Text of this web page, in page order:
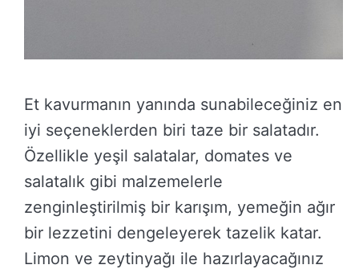
Et kavurmanın yanında sunabileceğiniz en
iyi seçeneklerden biri taze bir salatadır.
Özellikle yeşil salatalar, domates ve
salatalık gibi malzemelerle
zenginleştirilmiş bir karışım, yemeğin ağır
bir lezzetini dengeleyerek tazelik katar.
Limon ve zeytinyağı ile hazırlayacağınız